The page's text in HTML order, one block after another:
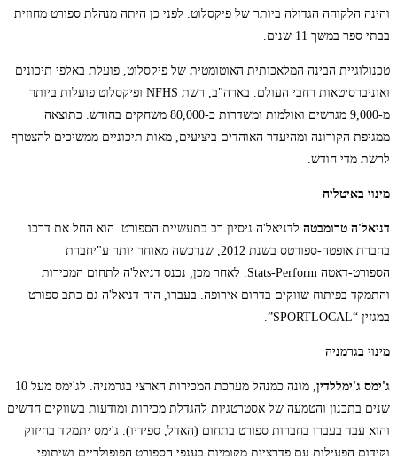
והינה הלקוחה הגדולה ביותר של פיקסלוט. לפני כן היתה מנהלת ספורט מחוזית
בבתי ספר במשך 11 שנים.
טכנולוגיית הבינה המלאכותית האוטומטית של פיקסלוט, פועלת באלפי תיכונים
ואוניברסיטאות רחבי העולם. בארה"ב, רשת NFHS ופיקסלוט פועלות ביותר
מ-9,000 מגרשים ואולמות ומשדרות כ-80,000 משחקים בחודש. כתוצאה
ממגיפת הקורונה ומהיעדר האוהדים ביציעים, מאות תיכוניים ממשיכים להצטרף
לרשת מדי חודש.
מינוי באיטליה
דניאל'ה טרומבטה לדניאל'ה ניסיון רב בתעשיית הספורט. הוא החל את דרכו
בחברת אופטה-ספורטס בשנת 2012, שנרכשה מאוחר יותר ע"יחברת
הספורט-דאטה Stats-Perform. לאחר מכן, נכנס דניאל'ה לתחום המכירות
והתמקד בפיתוח שווקים בדרום אירופה. בעברו, היה דניאל'ה גם כתב ספורט
במגזין “SPORTLOCAL”.
מינוי בגרמניה
ג'ימס ג'ימללדין
, מונה כמנהל מערכת המכירות הארצי בגרמניה. לג'ימס מעל 10
שנים בתכנון והטמעה של אסטרטגיות להגדלת מכירות ומודעות בשווקים חדשים
והוא עבד בעברו בחברות ספורט בתחום (האדל, ספידיו). ג'ימס יתמקד בחיזוק
וקידום הפעילות עם פדרציות מקומיות בענפי הספורט הפופולריים ושיתופי